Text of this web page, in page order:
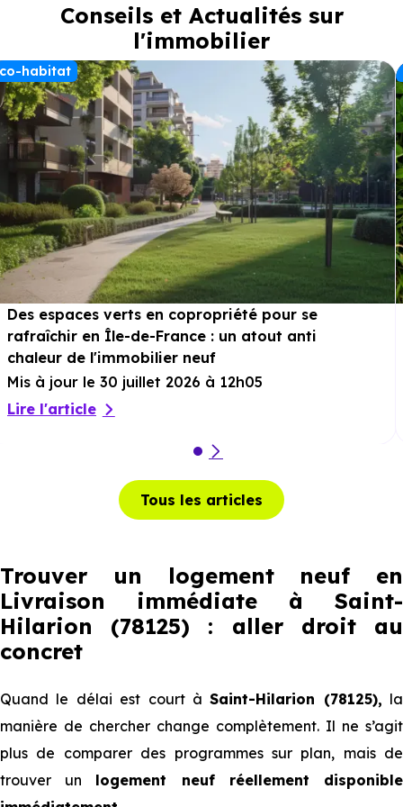
durabilité. Grâce à des isolations thermiques et phoniques de
qualité et à l’utilisation de matériaux durables, chaque
appartement assure un confort durable, une consommation
énergétique maîtrisée et un impact environnemental réduit.
Une adresse idéale pour conjuguer investissement serein,
nature et bien-être, dans un
cadre résidentielconfidentiel.
Conseils et Actualités sur
l'immobilier
habitat
Des espaces verts en copropriété pour se
rafraîchir en Île-de-France : un atout anti
chaleur de l'immobilier neuf
Mis à jour le 30 juillet 2026 à 12h05
Lire l'article
Tous les articles
Trouver un logement neuf en
Livraison immédiate à Saint-
Hilarion (78125) : aller droit au
concret
Quand le délai est court àSaint-Hilarion (78125), la
manière de chercher change complètement. Il ne s’agit
plus de comparer des programmes sur plan, mais de
trouver un logement neuf réellement disponible